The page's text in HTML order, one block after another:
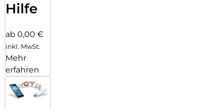
Hilfe
ab 0,00 €
inkl. MwSt.
Mehr
erfahren